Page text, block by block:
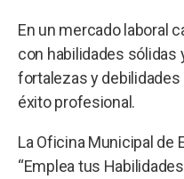
En un mercado laboral
con habilidades sólidas
fortalezas y debilidades
éxito profesional.
La Oficina Municipal de
“Emplea tus